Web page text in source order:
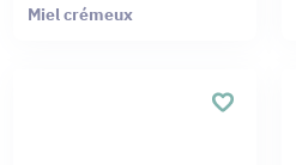
Miel crémeux